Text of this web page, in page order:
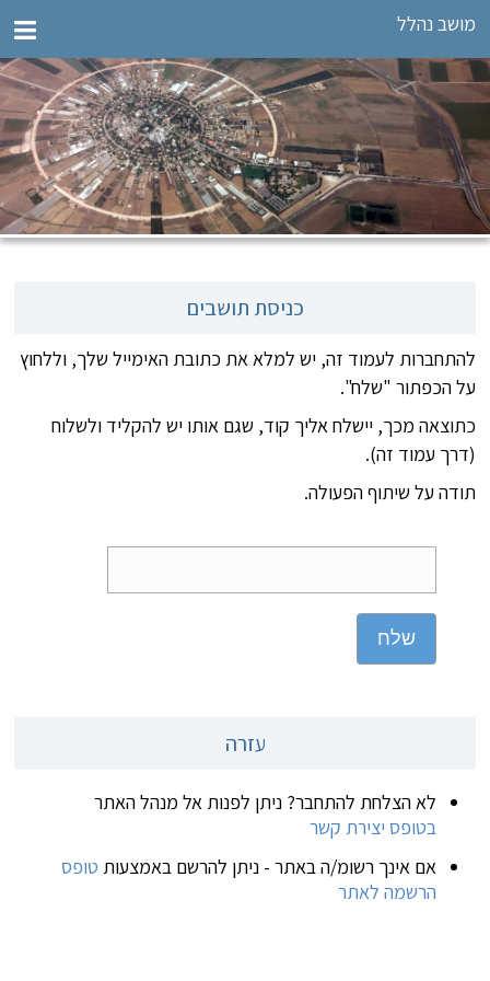
מושב נהלל
כניסת תושבים
להתחברות לעמוד זה, יש למלא את כתובת האימייל שלך, וללחוץ
על הכפתור "שלח".
כתוצאה מכך, יישלח אליך קוד, שגם אותו יש להקליד ולשלוח
(דרך עמוד זה).
תודה על שיתוף הפעולה.
שלח
עזרה
לא הצלחת להתחבר? ניתן לפנות אל מנהל האתר
בטופס יצירת קשר
אם אינך רשומ/ה באתר - ניתן להרשם באמצעות טופס
הרשמה לאתר